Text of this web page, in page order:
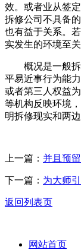
效。或者业从签
拆修公司不具备
也有益于关系。
实发生的环境至关
概况是一般拆
平易近事行为能
或者第三人权益
等机构反映环境
明拆修现实和两边
上一篇： 并且预
下一篇： 为大师
返回列表页
网站首页